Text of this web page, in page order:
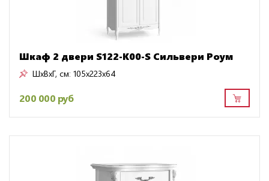
Шкаф 2 двери S122-K00-S Сильвери Роум
ШxВxГ, см: 105x223x64
200 000 руб